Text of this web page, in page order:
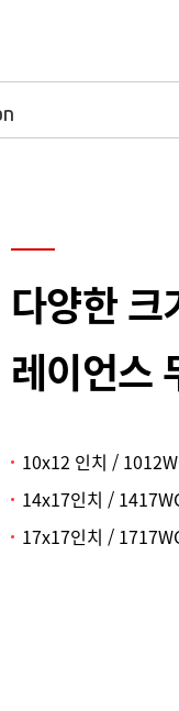
다양한 크
레이언스
10x12 인치 /
14x17인치 /
17x17인치 /